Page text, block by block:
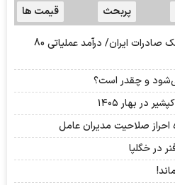
پربحث قیمت ها
تغییر مثبت در عملکرد مالی بانک صادرات ایران/ درآمد عملیاتی 80
صلاحیت مدیران عامل